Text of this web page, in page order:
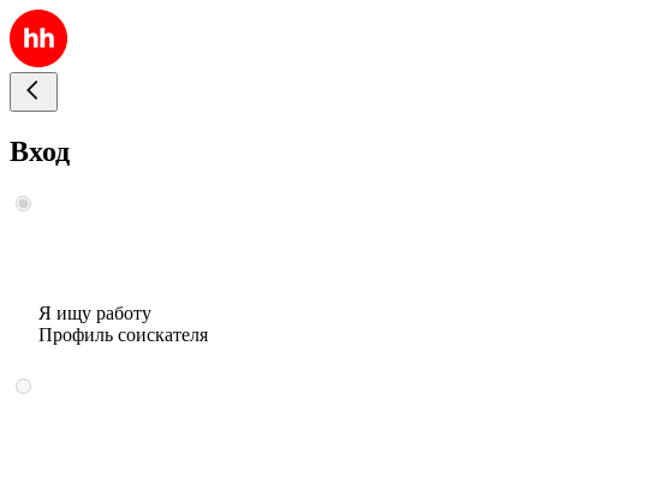
Вход
Я ищу работу
Профиль соискателя